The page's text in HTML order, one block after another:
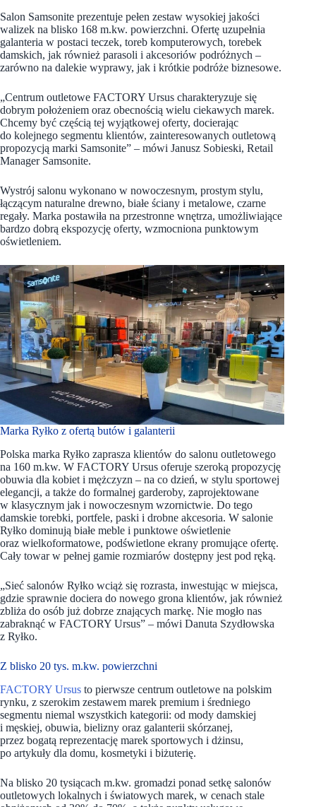
Salon Samsonite prezentuje pełen zestaw wysokiej jakości
walizek na blisko 168 m.kw. powierzchni. Ofertę uzupełnia
galanteria w postaci teczek, toreb komputerowych, torebek
damskich, jak również parasoli i akcesoriów podróżnych –
zarówno na dalekie wyprawy, jak i krótkie podróże biznesowe.
„Centrum outletowe FACTORY Ursus charakteryzuje się
dobrym położeniem oraz obecnością wielu ciekawych marek.
Chcemy być częścią tej wyjątkowej oferty, docierając
do kolejnego segmentu klientów, zainteresowanych outletową
propozycją marki Samsonite” – mówi Janusz Sobieski, Retail
Manager Samsonite.
Wystrój salonu wykonano w nowoczesnym, prostym stylu,
łączącym naturalne drewno, białe ściany i metalowe, czarne
regały. Marka postawiła na przestronne wnętrza, umożliwiające
bardzo dobrą ekspozycję oferty, wzmocniona punktowym
oświetleniem.
Marka Ryłko z ofertą butów i galanterii
Polska marka Ryłko zaprasza klientów do salonu outletowego
na 160 m.kw. W FACTORY Ursus oferuje szeroką propozycję
obuwia dla kobiet i mężczyzn – na co dzień, w stylu sportowej
elegancji, a także do formalnej garderoby, zaprojektowane
w klasycznym jak i nowoczesnym wzornictwie. Do tego
damskie torebki, portfele, paski i drobne akcesoria. W salonie
Ryłko dominują białe meble i punktowe oświetlenie
oraz wielkoformatowe, podświetlone ekrany promujące ofertę.
Cały towar w pełnej gamie rozmiarów dostępny jest pod ręką.
„Sieć salonów Ryłko wciąż się rozrasta, inwestując w miejsca,
gdzie sprawnie dociera do nowego grona klientów, jak również
zbliża do osób już dobrze znających markę. Nie mogło nas
zabraknąć w FACTORY Ursus” – mówi Danuta Szydłowska
z Ryłko.
Z blisko 20 tys. m.kw. powierzchni
FACTORY Ursus to pierwsze centrum outletowe na polskim
rynku, z szerokim zestawem marek premium i średniego
segmentu niemal wszystkich kategorii: od mody damskiej
i męskiej, obuwia, bielizny oraz galanterii skórzanej,
przez bogatą reprezentację marek sportowych i dżinsu,
po artykuły dla domu, kosmetyki i biżuterię.
Na blisko 20 tysiącach m.kw. gromadzi ponad setkę salonów
outletowych lokalnych i światowych marek, w cenach stale